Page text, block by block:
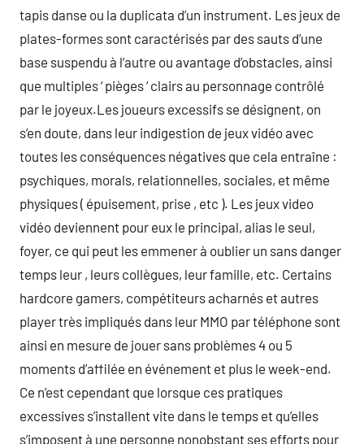
tapis danse ou la duplicata d’un instrument. Les jeux de
plates-formes sont caractérisés par des sauts d’une
base suspendu à l’autre ou avantage d’obstacles, ainsi
que multiples ‘ pièges ‘ clairs au personnage contrôlé
par le joyeux.Les joueurs excessifs se désignent, on
s’en doute, dans leur indigestion de jeux vidéo avec
toutes les conséquences négatives que cela entraîne :
psychiques, morals, relationnelles, sociales, et même
physiques ( épuisement, prise , etc ). Les jeux video
vidéo deviennent pour eux le principal, alias le seul,
foyer, ce qui peut les emmener à oublier un sans danger
temps leur , leurs collègues, leur famille, etc. Certains
hardcore gamers, compétiteurs acharnés et autres
player très impliqués dans leur MMO par téléphone sont
ainsi en mesure de jouer sans problèmes 4 ou 5
moments d’affilée en événement et plus le week-end.
Ce n’est cependant que lorsque ces pratiques
excessives s’installent vite dans le temps et qu’elles
s’imposent à une personne nonobstant ses efforts pour